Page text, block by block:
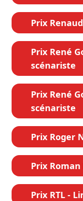
Prix
Prix René
scénariste
Prix René
scénariste
Prix Roger
Prix
Prix RTL -